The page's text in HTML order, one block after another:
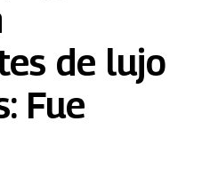
de lujo
Fue